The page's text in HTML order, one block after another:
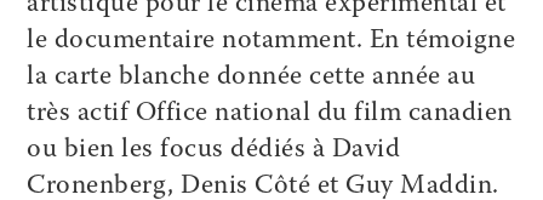
le documentaire notamment. En témoigne
la carte blanche donnée cette année au
très actif Office national du film canadien
ou bien les focus dédiés à David
Cronenberg, Denis Côté et Guy Maddin.